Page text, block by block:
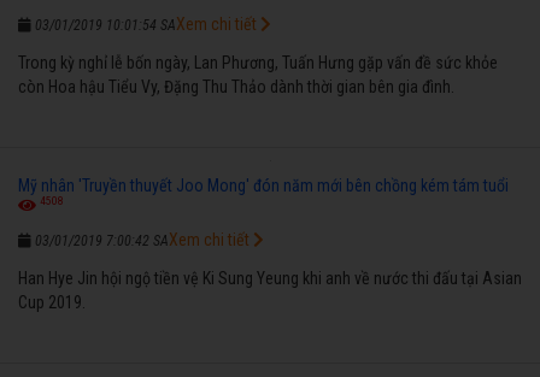
03/01/2019 10:01:54 SA
Trong kỳ nghỉ lễ bốn ngày, Lan Phương, Tuấn Hưng gặp vấn đề sức khỏe
còn Hoa hậu Tiểu Vy, Đặng Thu Thảo dành thời gian bên gia đình.
Xem chi tiết
Mỹ nhân 'Truyền thuyết Joo Mong' đón năm mới bên chồng kém tám tuổi
4508
03/01/2019 7:00:42 SA
Han Hye Jin hội ngộ tiền vệ Ki Sung Yeung khi anh về nước thi đấu tại Asian
Cup 2019.
Xem chi tiết